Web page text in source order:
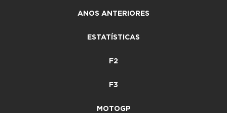
ANOS ANTERIORES
ESTATÍSTICAS
F2
F3
MOTOGP